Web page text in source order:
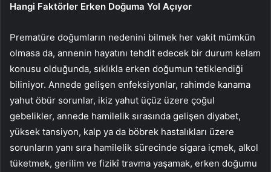
Hangi Faktörler Erken Doğuma Yol Açıyor
Prematüre doğumların nedenini bilmek her vakit mümkün
olmasa da, annenin hayatını tehdit edecek bir durum kelam
konusu olduğunda, sıklıkla erken doğumun tetiklendiği
biliniyor. Annede gelişen enfeksiyonlar, rahimde kanama
yahut öbür sorunlar, ikiz yahut üçüz üzere çoğul
gebelikler, annede hamilelik sırasında gelişen diyabet,
yüksek tansiyon, kalp ya da böbrek hastalıkları üzere
sorunların yanı sıra hamilelik sürecinde sigara içmek, alkol
tüketmek, gerilim ve fizikî travma yaşamak, erken doğumu